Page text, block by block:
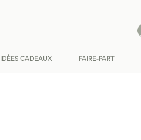
IDÉES CADEAUX FAIRE-PART